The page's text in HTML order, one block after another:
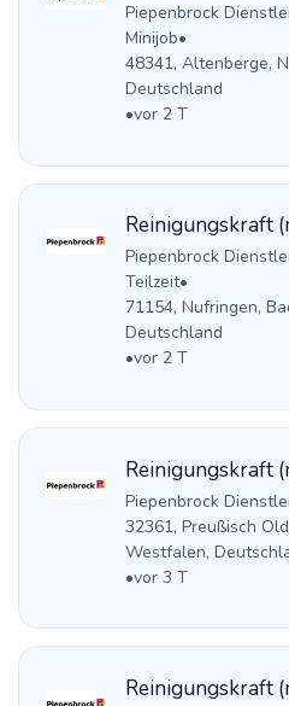
Piepenbrock
Minijob•
48341, Altenberge,
Deutschland
•vor 2 T
Reinigungskraft
Piepenbrock
Teilzeit•
71154, Nufringen,
Deutschland
•vor 2 T
Reinigungskraft
Piepenbrock
32361, Preußisch
Westfalen,
•vor 3 T
Reinigungskraft